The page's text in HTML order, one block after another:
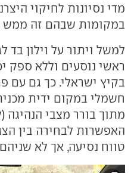
מדי נסיונות לחיקוי
במקומות שבהם זה ממש
למשל ויתור על וילון
ראשי נוסעים וללא ספק
בקיץ ישראלי. כך גם עם
חשמלי במקום ידית
מתוך בורר מצבי הנהיגה
האפשרות לבחירה בין
טווח נסיעה, אך לא